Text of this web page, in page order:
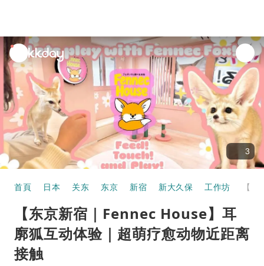
unread
notifications
3
首頁 日本 关东 东京 新宿 新大久保 工作坊
【东京新宿｜Fennec House】耳
廓狐互动体验｜超萌疗愈动物近距离
接触